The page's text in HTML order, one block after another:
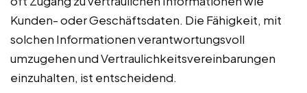
Kunden- oder Geschäftsdaten. Die Fähigkeit, mit
solchen Informationen verantwortungsvoll
umzugehen und Vertraulichkeitsvereinbarungen
einzuhalten, ist entscheidend.